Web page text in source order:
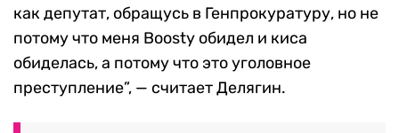
как депутат, обращусь в Генпрокуратуру, но не
потому что меня Boosty обидел и киса
обиделась, а потому что это уголовное
преступление”, — считает Делягин.